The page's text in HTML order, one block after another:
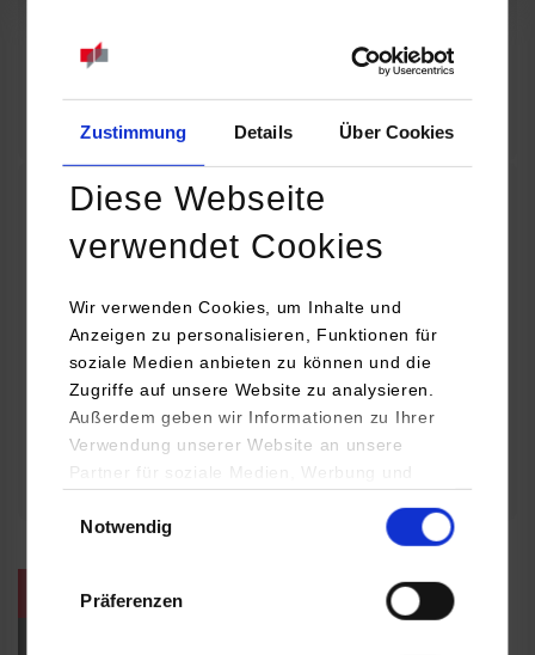
Zustimmung Details Über Cookies
Diese Webseite
verwendet Cookies
Wir verwenden Cookies, um Inhalte und
Anzeigen zu personalisieren, Funktionen für
soziale Medien anbieten zu können und die
Zugriffe auf unsere Website zu analysieren.
Außerdem geben wir Informationen zu Ihrer
Verwendung unserer Website an unsere
Partner für soziale Medien, Werbung und
YouTube, Google Maps) führen diese
Daten zusammen, die Sie ihnen bereitgestellt
haben oder die sie im Rahmen Ihrer Nutzung
Notwendig
Präferenzen
Online INDIS-Infoveranstaltung für Studierende
Zum Event
Technologietag: Clean Urban Transportation –
nachhaltige Mobilität im (sub)urbanen Umfeld
16.09.2026 - 17.09.2026
Im Mittelpunkt stehen elektrische Antriebe, moderne
Batterietechnologien und innovative Fahrzeugkonzepte für
nachhaltige Mobilität in Stadt und…
weitere Veranstaltungen / Termine